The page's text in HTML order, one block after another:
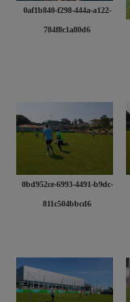
0af1b840-f298-444a-a122-
784f8c1a80d6
0bd952ce-6993-4491-b9dc-
811c504bbcd6